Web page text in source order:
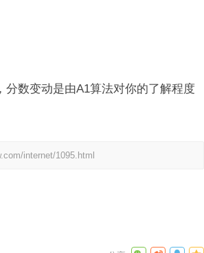
数变动是由A1算法对你的了解程度
internet/1095.html